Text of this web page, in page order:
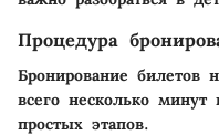
Процедура
Бронирование билетов
всего несколько
простых этапов.